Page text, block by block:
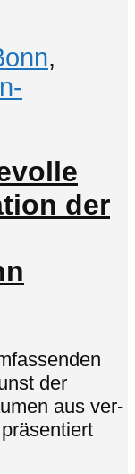
,
der
der
aus ver­